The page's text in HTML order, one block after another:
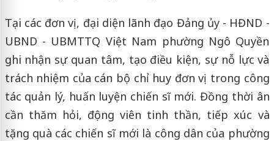
Tại các đơn vị, đại diện lãnh đạo Đảng ủy - HĐND -
UBND - UBMTTQ Việt Nam phường Ngô Quyền
ghi nhận sự quan tâm, tạo điều kiện, sự nỗ lực và
trách nhiệm của cán bộ chỉ huy đơn vị trong công
tác quản lý, huấn luyện chiến sĩ mới. Đồng thời ân
cần thăm hỏi, động viên tinh thần, tiếp xúc và
tặng quà các chiến sĩ mới là công dân của phường